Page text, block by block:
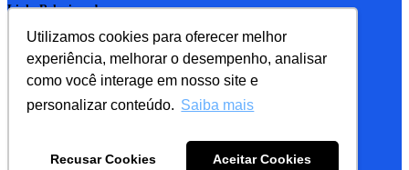
Utilizamos cookies para oferecer melhor
experiência, melhorar o desempenho, analisar
como você interage em nosso site e
personalizar conteúdo. Saiba mais
Recusar Cookies Aceitar Cookies
Links Relacionados
RSB - Rede Salesiana Brasil
EDEBE - Editora
UPV - União pela Vida
Familia Salesiana
SDB - Salesianos de Dom Bosco
FMA - Filhas de Maria Auxiliadora